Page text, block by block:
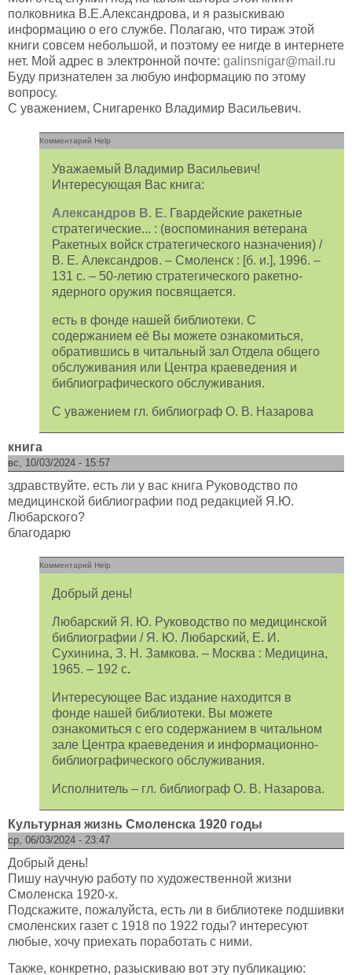
полковника В.Е.Александрова, и я разыскиваю
информацию о его службе. Полагаю, что тираж этой
книги совсем небольшой, и поэтому ее нигде в интернете
нет. Мой адрес в электронной почте: galinsnigar@mail.ru
Буду признателен за любую информацию по этому
вопросу.
С уважением, Снигаренко Владимир Васильевич.
Комментарий Help
Уважаемый Владимир Васильевич!
Интересующая Вас книга:
Александров В. Е. Гвардейские ракетные
стратегические... : (воспоминания ветерана
Ракетных войск стратегического назначения) /
В. Е. Александров. – Смоленск : [б. и.], 1996. –
131 с. – 50-летию стратегического ракетно-
ядерного оружия посвящается.
есть в фонде нашей библиотеки. С
содержанием её Вы можете ознакомиться,
обратившись в читальный зал Отдела общего
обслуживания или Центра краеведения и
библиографического обслуживания.
С уважением гл. библиограф О. В. Назарова
книга
вс, 10/03/2024 - 15:57
здравствуйте. есть ли у вас книга Руководство по
медицинской библиографии под редакцией Я.Ю.
Любарского?
благодарю
Комментарий Help
Добрый день!
Любарский Я. Ю. Руководство по медицинской
библиографии / Я. Ю. Любарский, Е. И.
Сухинина, З. Н. Замкова. – Москва : Медицина,
1965. – 192 с.
Интересующее Вас издание находится в
фонде нашей библиотеки. Вы можете
ознакомиться с его содержанием в читальном
зале Центра краеведения и информационно-
библиографического обслуживания.
Исполнитель – гл. библиограф О. В. Назарова.
Культурная жизнь Смоленска 1920 годы
ср, 06/03/2024 - 23:47
Добрый день!
Пишу научную работу по художественной жизни
Смоленска 1920-х.
Подскажите, пожалуйста, есть ли в библиотеке подшивки
смоленских газет с 1918 по 1922 годы? интересуют
любые, хочу приехать поработать с ними.
Также, конкретно, разыскиваю вот эту публикацию: